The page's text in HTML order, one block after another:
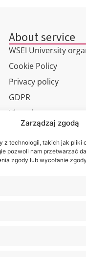
Zarządzaj zgodą
z technologii, takich jak
pozwoli nam przetwarzać
zgody lub wycofanie
About service
WSEI University
Cookie Policy
Privacy policy
GDPR
Virtual tour
Contact